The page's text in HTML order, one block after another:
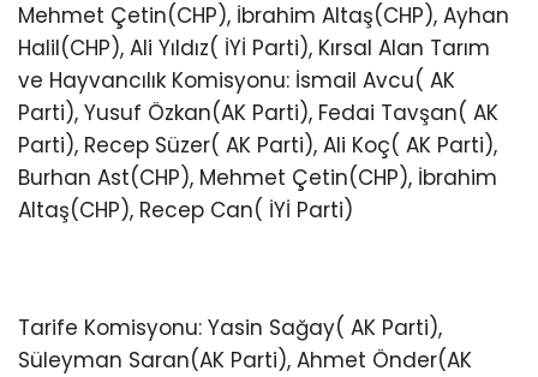
Mehmet Çetin(CHP), İbrahim Altaş(CHP), Ayhan
Halil(CHP), Ali Yıldız( İYİ Parti), Kırsal Alan Tarım
ve Hayvancılık Komisyonu: İsmail Avcu( AK
Parti), Yusuf Özkan(AK Parti), Fedai Tavşan( AK
Parti), Recep Süzer( AK Parti), Ali Koç( AK Parti),
Burhan Ast(CHP), Mehmet Çetin(CHP), İbrahim
Altaş(CHP), Recep Can( İYİ Parti)
Tarife Komisyonu: Yasin Sağay( AK Parti),
Süleyman Saran(AK Parti), Ahmet Önder(AK